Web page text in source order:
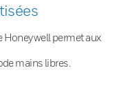
Honeywell permet aux
mains libres.